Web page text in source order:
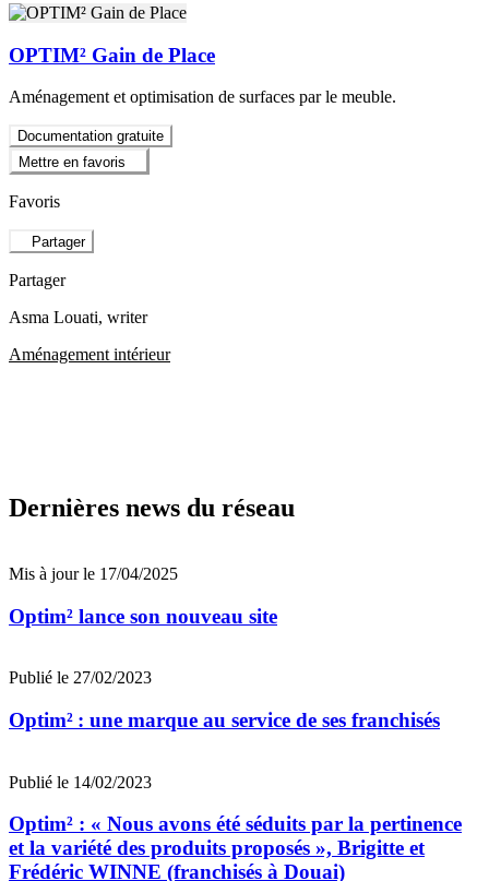
OPTIM² Gain de Place
Aménagement et optimisation de surfaces par le meuble.
Documentation gratuite
Mettre en favoris
Favoris
Partager
Partager
Asma Louati, writer
Aménagement intérieur
Dernières news du réseau
Mis à jour le 17/04/2025
Optim² lance son nouveau site
Publié le 27/02/2023
Optim² : une marque au service de ses franchisés
Publié le 14/02/2023
Optim² : « Nous avons été séduits par la pertinence
et la variété des produits proposés », Brigitte et
Frédéric WINNE (franchisés à Douai)